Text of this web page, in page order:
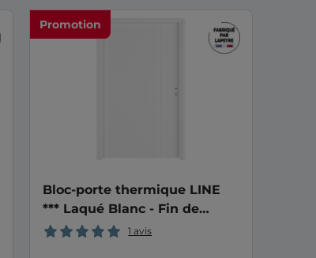
Promotion
Bloc-porte thermique LINE
*** Laqué Blanc - Fin de
chantier
1 avis